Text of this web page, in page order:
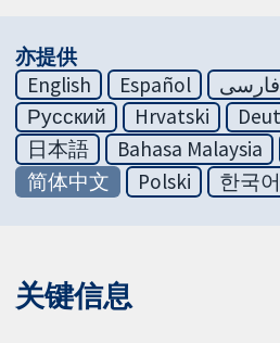
亦提供
English
Español فارسی
Русский
Hrvatski
日本語
Bahasa Malaysia
简体中文
Polski 한국어
关键信息